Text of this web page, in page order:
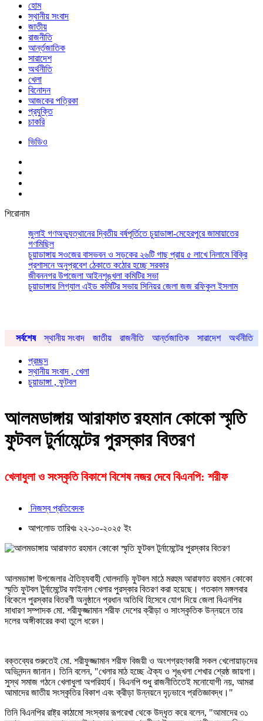
হোম
স্থানীয় সংবাদ
জাতীয়
রাজনীতি
আর্ন্তজাতিক
সারাদেশ
অর্থনীতি
খেলা
বিনোদন
আজকের পত্রিকা
প্রযুক্তি
চাকরি
ভিডিও
শিরোনাম
জুলাই গণঅভ্যুত্থানের দ্বিতীয় বর্ষপূর্তিতে চুয়াডাঙ্গা-মেহেরপুরে জামায়াতের
গণমিছিল
চুয়াডাঙ্গায় সওজের বাসভবন ও সড়কের ২৬টি গাছ প্রায় ৫ লাখে নিলামে বিক্রি
প্রশাসনে অনুপ্রবেশ ঠেকাতে কঠোর হচ্ছে সরকার
জীবননগর উপজেলা আইনশৃঙ্খলা কমিটির সভা
চুয়াডাঙ্গায় লিগ্যাল এইড কমিটির সভায় সিনিয়র জেলা জজ রফিকুল ইসলাম
সর্বশেষ স্থানীয় সংবাদ জাতীয় রাজনীতি আর্ন্তজাতিক সারাদেশ অর্থনীতি
প্রচ্ছদ
স্থানীয় সংবাদ , খেলা
চুয়াডাঙ্গা , ফুটবল
আলমডাঙ্গায় আরাফাত রহমান কোকো স্মৃতি
ফুটবল টুর্নামেন্টের পুরস্কার বিতরণ
খেলাধুলা ও সংস্কৃতি বিকাশে বিশেষ নজর দেবে বিএনপি: শরীফ
নিজস্ব প্রতিবেদক
আপলোড তারিখঃ ২২-১০-২০২৫ ইং
আলমডাঙ্গা উপজেলার ঐতিহ্যবাহী ঘোলদাড়ি ফুটবল মাঠে মরহুম আরাফাত রহমান কোকো
স্মৃতি ফুটবল টুর্নামেন্টের ফাইনাল খেলার পুরস্কার বিতরণ করা হয়েছে। গতকাল মঙ্গলবার
বিকেলে পুরস্কার বিতরণী অনুষ্ঠানে প্রধান অতিথি হিসেবে যোগ দিয়ে জেলা বিএনপির
সাধারণ সম্পাদক মো. শরীফুজ্জামান শরীফ দেশের ক্রীড়া ও সাংস্কৃতিক উন্নয়নে তার
দলের অঙ্গীকারের কথা তুলে ধরেন।
বক্তব্যের শুরুতেই মো. শরীফুজ্জামান শরীফ বিজয়ী ও অংশগ্রহণকারী সকল খেলোয়াড়দের
অভিনন্দন জানান। তিনি বলেন, "খেলার মাঠ হচ্ছে ঐক্য ও শৃঙ্খলা শেখার শ্রেষ্ঠ জায়গা।
সুস্থ সমাজ গঠনে খেলাধুলা অপরিহার্য। বিএনপি শুধু রাজনীতিতেই মনোযোগী নয়, আমরা
আমাদের জাতীয় সংস্কৃতির বিকাশ এবং ক্রীড়া উন্নয়নে দৃঢ়ভাবে প্রতিজ্ঞাবদ্ধ।"
তিনি বিএনপির রাষ্ট্র কাঠামো সংস্কার রূপরেখা থেকে উদ্ধৃত করে বলেন, "আমাদের ৩১